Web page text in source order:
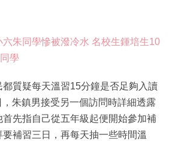
朱同學慘被潑冷水 名校生鍾培生10
學
質疑每天溫習15分鐘是否足夠入讀
朱鎮男接受另一個訪問時詳細透露
先指自己從五年級起便開始參加補
補習三日，再每天抽一些時間溫